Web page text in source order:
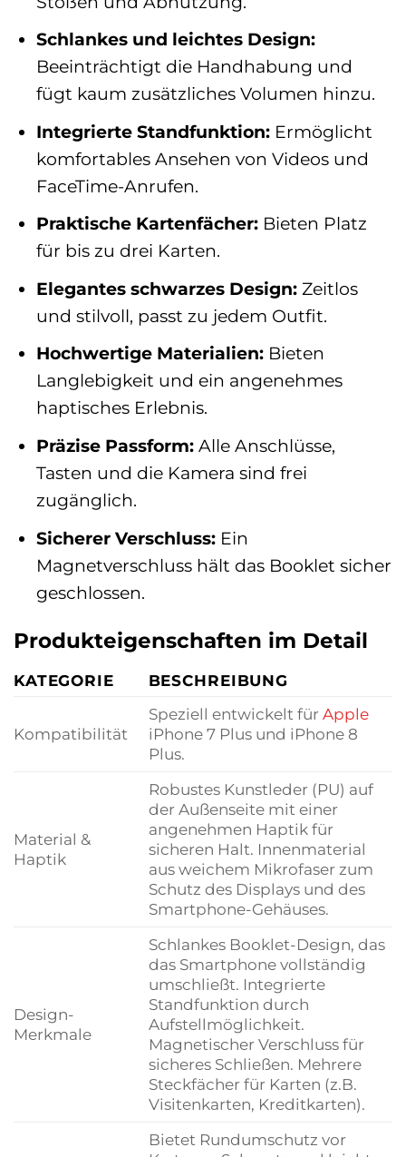
Schlankes und leichtes Design:
Beeinträchtigt die Handhabung und
fügt kaum zusätzliches Volumen hinzu.
Integrierte Standfunktion:Ermöglicht
komfortables Ansehen von Videos und
FaceTime-Anrufen.
Praktische Kartenfächer:Bieten Platz
für bis zu drei Karten.
Elegantes schwarzes Design:Zeitlos
und stilvoll, passt zu jedem Outfit.
Hochwertige Materialien:Bieten
Langlebigkeit und ein angenehmes
haptisches Erlebnis.
Präzise Passform:Alle Anschlüsse,
Tasten und die Kamera sind frei
zugänglich.
Sicherer Verschluss:Ein
Magnetverschluss hält das Booklet sicher
geschlossen.
Produkteigenschaften im Detail
KATEGORIE BESCHREIBUNG
Kompatibilität
Speziell entwickelt fürApple
iPhone 7 Plus und iPhone 8
Plus.
Material &
Haptik
Robustes Kunstleder (PU) auf
der Außenseite mit einer
angenehmen Haptik für
sicheren Halt. Innenmaterial
aus weichem Mikrofaser zum
Schutz des Displays und des
Smartphone-Gehäuses.
Design-
Merkmale
Schlankes Booklet-Design, das
das Smartphone vollständig
umschließt. Integrierte
Standfunktion durch
Aufstellmöglichkeit.
Magnetischer Verschluss für
sicheres Schließen. Mehrere
Steckfächer für Karten (z.B.
Visitenkarten, Kreditkarten).
Bietet Rundumschutz vor